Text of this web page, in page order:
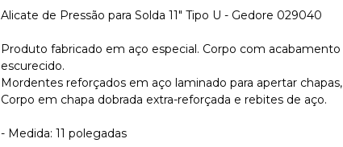
Alicate de Pressão para Solda 11" Tipo U - Gedore 029040
Produto fabricado em aço especial. Corpo com
escurecido.
Mordentes reforçados em aço laminado para apertar
Corpo em chapa dobrada extra-reforçada e rebites de aço.
- Medida: 11 polegadas